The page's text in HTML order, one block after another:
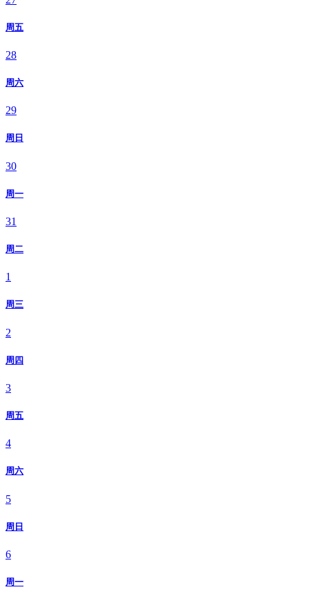
周五
28
周六
29
周日
30
周一
31
周二
1
周三
2
周四
3
周五
4
周六
5
周日
6
周一